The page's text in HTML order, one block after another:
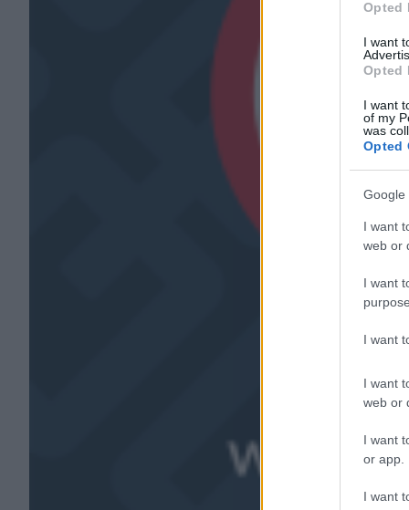
Opted
I want
Opted
I want
of my
was
Opted
Google
I want
web or
I want
I want
I want
web or
I want
or app.
I want